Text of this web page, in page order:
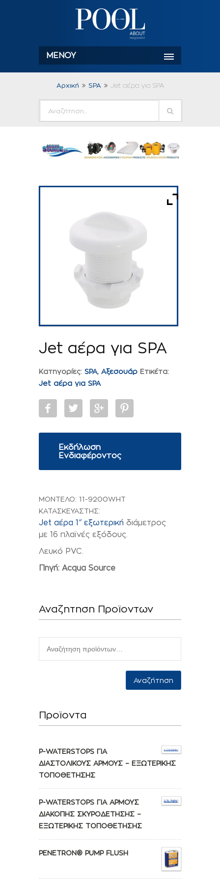
ΜΕΝΟΎ
Αρχική SPA Jet αέρα για SPA
Jet αέρα για SPA
Κατηγορίες: SPA Αξεσουάρ Ετικέτα:
Jet αέρα για SPA
Εκδήλωση
Ενδιαφέροντος
ΜΟΝΤΕΛΟ: 11-9200WHT
ΚΑΤΑΣΚΕΥΑΣΤΗΣ:
Jet αέρα 1″ εξωτερική διάμετρος
με 16 πλαϊνές εξόδους.
Λευκό PVC.
Πηγή: Acqua Source
Αναζητηση Προϊοντων
Αναζήτηση
Προϊοντα
P-WATERSTOPS ΓΙΑ
ΔΙΑΣΤΟΛΙΚΟΥΣ ΑΡΜΟΥΣ – ΕΞΩΤΕΡΙΚΗΣ
ΤΟΠΟΘΕΤΗΣΗΣ
P-WATERSTOPS ΓΙΑ ΑΡΜΟΥΣ
ΔΙΑΚΟΠΗΣ ΣΚΥΡΟΔΕΤΗΣΗΣ –
ΕΞΩΤΕΡΙΚΗΣ ΤΟΠΟΘΕΤΗΣΗΣ
PENETRON® PUMP FLUSH